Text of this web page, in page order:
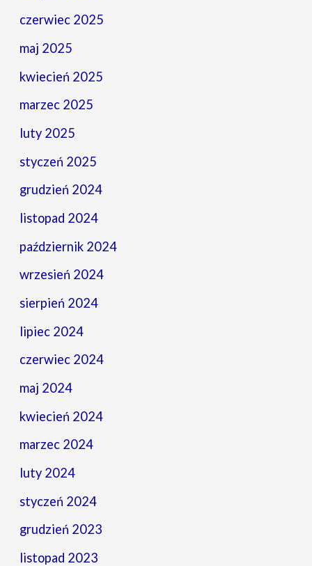
czerwiec 2025
maj 2025
kwiecień 2025
marzec 2025
luty 2025
styczeń 2025
grudzień 2024
listopad 2024
październik 2024
wrzesień 2024
sierpień 2024
lipiec 2024
czerwiec 2024
maj 2024
kwiecień 2024
marzec 2024
luty 2024
styczeń 2024
grudzień 2023
listopad 2023